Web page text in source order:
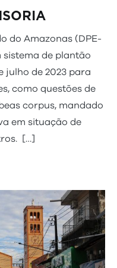
do Amazonas (DPE-
de plantão
julho de 2023 para
como questões de
corpus, mandado
em situação de
[…]